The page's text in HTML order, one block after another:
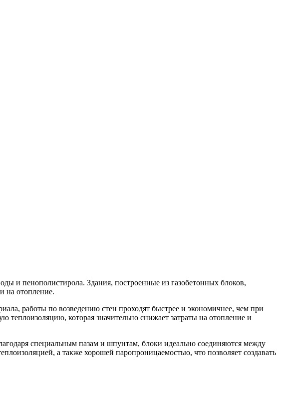
и пенополистирола. Здания, построенные из газобетонных блоков,
на отопление.
работы по возведению стен проходят быстрее и экономичнее, чем при
которая значительно снижает затраты на отопление и
специальным пазам и шпунтам, блоки идеально соединяются между
а также хорошей паропроницаемостью, что позволяет создавать